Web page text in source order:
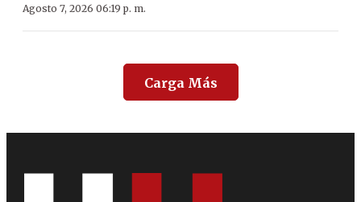
Agosto 7, 2026 06:19 p. m.
Carga Más